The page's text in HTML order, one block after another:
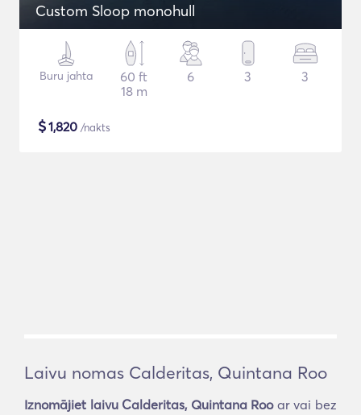
Custom Sloop monohull
Buru jahta
60 ft
18 m
6 3 3
$1,820 /nakts
Laivu nomas Calderitas, Quintana Roo
Iznomājiet laivu Calderitas, Quintana Rooar vai bez